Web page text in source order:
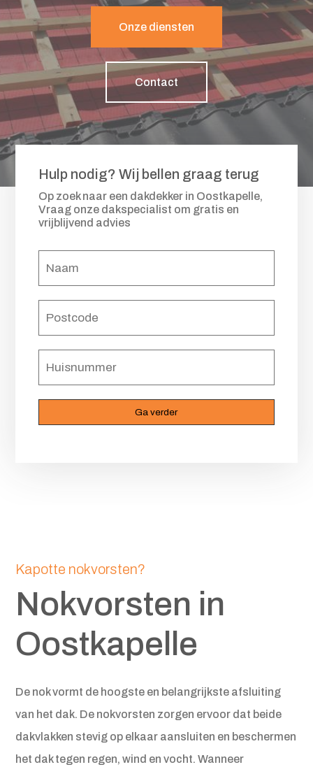
Onze diensten
Contact
Hulp nodig? Wij bellen graag terug
Op zoek naar een dakdekker in Oostkapelle,
Vraag onze dakspecialist om gratis en
vrijblijvend advies
Kapotte nokvorsten?
Nokvorsten in
Oostkapelle
De nok vormt de hoogste en belangrijkste afsluiting
van het dak. De nokvorsten zorgen ervoor dat beide
dakvlakken stevig op elkaar aansluiten en beschermen
het dak tegen regen, wind en vocht. Wanneer